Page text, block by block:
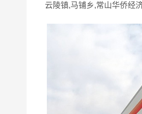
云陵镇,马铺乡,常山华侨经